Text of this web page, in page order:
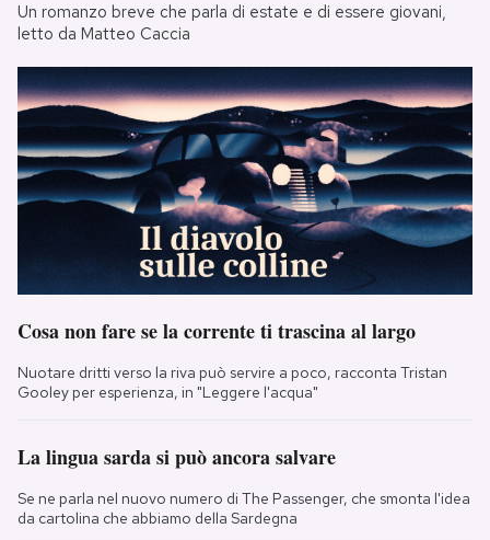
Un romanzo breve che parla di estate e di essere giovani,
letto da Matteo Caccia
Cosa non fare se la corrente ti trascina al largo
Nuotare dritti verso la riva può servire a poco, racconta Tristan
Gooley per esperienza, in "Leggere l'acqua"
La lingua sarda si può ancora salvare
Se ne parla nel nuovo numero di The Passenger, che smonta l'idea
da cartolina che abbiamo della Sardegna